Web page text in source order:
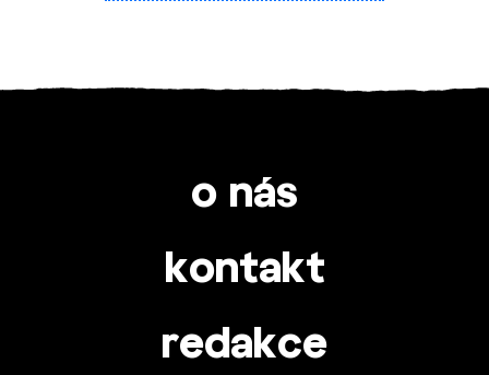
o nás
kontakt
redakce